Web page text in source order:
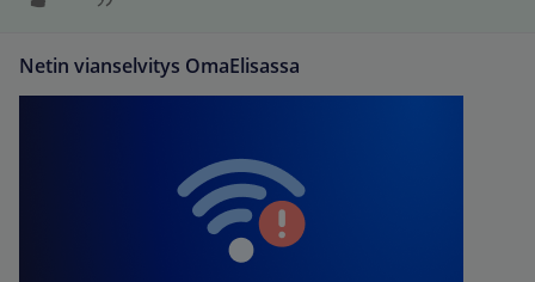
Netin vianselvitys OmaElisassa